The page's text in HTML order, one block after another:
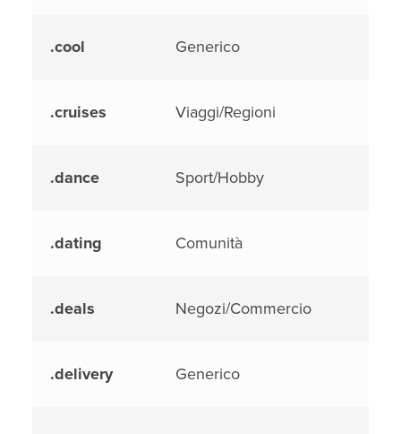
.cool Generico
.cruises Viaggi/Regioni
.dance Sport/Hobby
.dating Comunità
.deals Negozi/Commercio
.delivery Generico